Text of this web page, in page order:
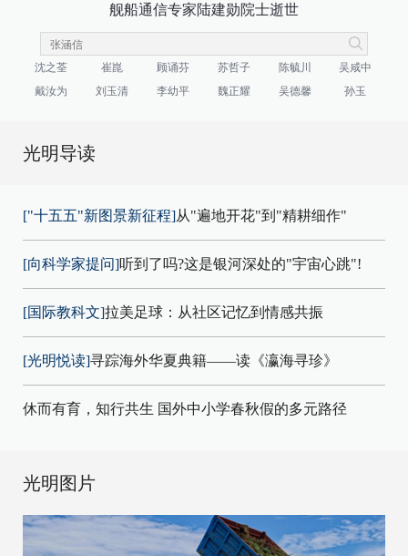
舰船通信专家陆建勋院士逝世
沈之荃 崔崑 顾诵芬 苏哲子 陈毓川
吴咸中
戴汝为
刘玉清 李幼平 魏正耀 吴德馨 孙玉
光明导读
["十五五"新图景新征程]从"遍地开花"到"精耕细作"
[向科学家提问]听到了吗?这是银河深处的"宇宙心跳"!
[国际教科文]拉美足球：从社区记忆到情感共振
[光明悦读]寻踪海外华夏典籍——读《瀛海寻珍》
休而有育，知行共生 国外中小学春秋假的多元路径
光明图片